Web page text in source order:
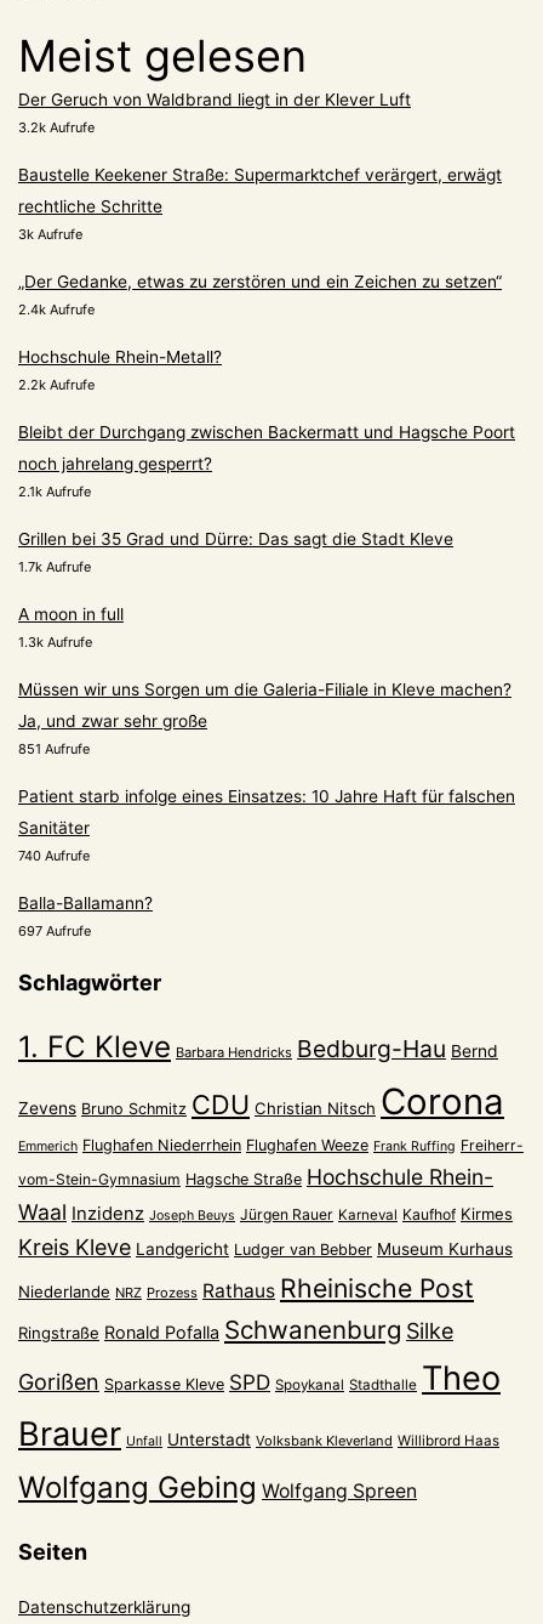
Meist gelesen
Der Geruch von Waldbrand liegt in der Klever Luft
3.2k Aufrufe
Baustelle Keekener Straße: Supermarktchef verärgert, erwägt
rechtliche Schritte
3k Aufrufe
„Der Gedanke, etwas zu zerstören und ein Zeichen zu setzen“
2.4k Aufrufe
Hochschule Rhein-Metall?
2.2k Aufrufe
Bleibt der Durchgang zwischen Backermatt und Hagsche Poort
noch jahrelang gesperrt?
2.1k Aufrufe
Grillen bei 35 Grad und Dürre: Das sagt die Stadt Kleve
1.7k Aufrufe
A moon in full
1.3k Aufrufe
Müssen wir uns Sorgen um die Galeria-Filiale in Kleve machen?
Ja, und zwar sehr große
851 Aufrufe
Patient starb infolge eines Einsatzes: 10 Jahre Haft für falschen
Sanitäter
740 Aufrufe
Balla-Ballamann?
697 Aufrufe
Schlagwörter
1. FC Kleve Barbara Hendricks Bedburg-Hau Bernd
Zevens Bruno Schmitz CDU Christian Nitsch Corona
Emmerich Flughafen Niederrhein Flughafen Weeze Frank Ruffing Freiherr-
vom-Stein-Gymnasium Hagsche Straße Hochschule Rhein-
Waal Inzidenz Joseph Beuys Jürgen Rauer Karneval Kaufhof Kirmes
Kreis Kleve Landgericht Ludger van Bebber Museum Kurhaus
Niederlande NRZ Prozess Rathaus Rheinische Post
Ringstraße Ronald Pofalla Schwanenburg Silke
Gorißen Sparkasse Kleve SPD Spoykanal Stadthalle Theo
Brauer Unfall Unterstadt Volksbank Kleverland Willibrord Haas
Wolfgang Gebing Wolfgang Spreen
Seiten
Datenschutzerklärung